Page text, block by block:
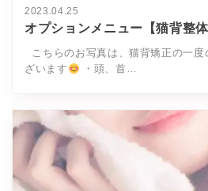
2023.04.25
オプションメニュー【猫背整体
こちらのお写真は、猫背矯正の一
ざいます
・頭、首…